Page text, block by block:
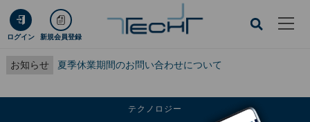
ログイン 新規会員登録
お知らせ 夏季休業期間のお問い合わせについて
テクノロジー